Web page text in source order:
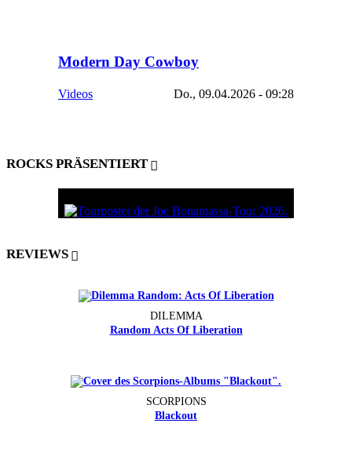
Modern Day Cowboy
Videos Do., 09.04.2026 - 09:28
ROCKS PRÄSENTIERT
REVIEWS
DILEMMA
Random Acts Of Liberation
SCORPIONS
Blackout